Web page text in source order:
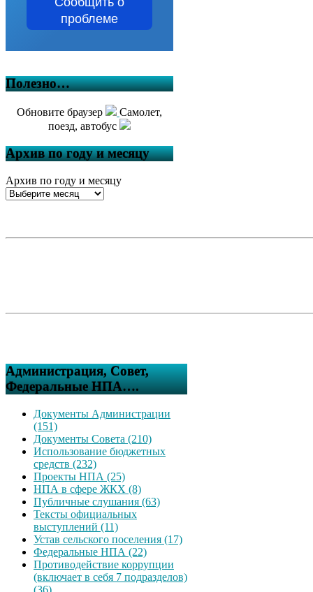
проблеме
Полезно…
Обновите браузер
Самолет,
поезд, автобус
Архив по году и месяцу
Архив по году и месяцу
Администрация, Совет,
Федеральные НПА….
Документы Администрации
(151)
Документы Совета (210)
Использование бюджетных
средств (232)
Проекты НПА (25)
НПА в сфере ЖКХ (8)
Публичные слушания (63)
Тексты официальных
выступлений (11)
Устав сельского поселения (17)
Федеральные НПА (22)
Противодействие коррупции
(включает в себя 7 подразделов)
(36)